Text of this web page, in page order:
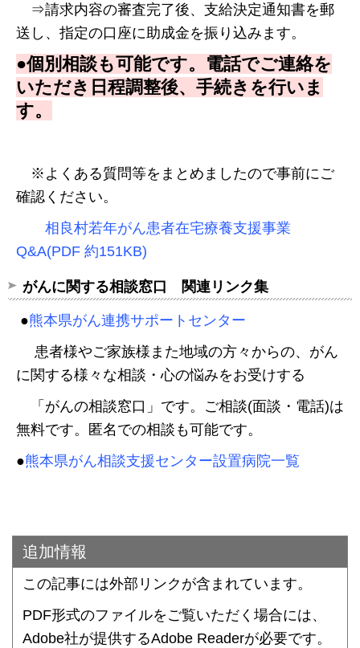
⇒請求内容の審査完了後、支給決定通知書を郵
送し、指定の口座に助成金を振り込みます。
●個別相談も可能です。 電話でご連絡を
いただき日程調整後、手続きを行いま
す。
※よくある質問等をまとめましたので事前にご
確認ください。
相良村若年がん患者在宅療養支援事業
Q&A(PDF 約151KB)
がんに関する相談窓口 関連リンク集
●熊本県がん連携サポートセンター
患者様やご家族様また地域の方々からの、がん
に関する様々な相談・心の悩みをお受けする
「がんの相談窓口」です。ご相談(面談・電話)は
無料です。匿名での相談も可能です。
●熊本県がん相談支援センター設置病院一覧
追加情報
この記事には外部リンクが含まれています。
PDF形式のファイルをご覧いただく場合には、
Adobe社が提供するAdobe Readerが必要です。